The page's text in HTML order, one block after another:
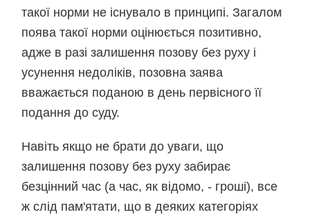
такої норми не існувало в принципі. Загалом
поява такої норми оцінюється позитивно,
адже в разі залишення позову без руху і
усунення недоліків, позовна заява
вважається поданою в день первісного її
подання до суду.
Навіть якщо не брати до уваги, що
залишення позову без руху забирає
безцінний час (а час, як відомо, - гроші), все
ж слід пам'ятати, що в деяких категоріях